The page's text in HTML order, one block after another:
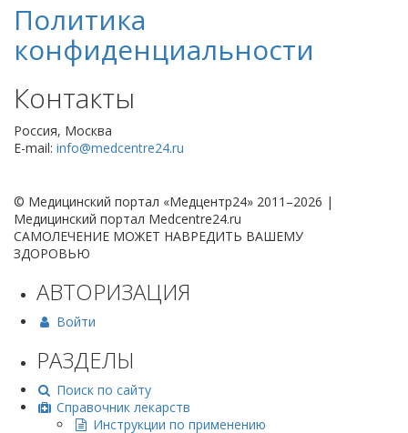
Политика
конфиденциальности
Контакты
Россия, Москва
E-mail: info@medcentre24.ru
© Медицинский портал «Медцентр24» 2011–2026 |
Медицинский портал Medcentre24.ru
САМОЛЕЧЕНИЕ МОЖЕТ НАВРЕДИТЬ ВАШЕМУ
ЗДОРОВЬЮ
АВТОРИЗАЦИЯ
Войти
РАЗДЕЛЫ
Поиск по сайту
Справочник лекарств
Инструкции по применению